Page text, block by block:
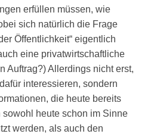
erfüllen müssen, wie
sich natürlich die Frage
Öffentlichkeit“ eigentlich
eine privatwirtschaftliche
Auftrag?) Allerdings nicht erst,
interessieren, sondern
die heute bereits
heute schon im Sinne
werden, als auch den